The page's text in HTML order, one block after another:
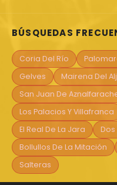
BÚSQUEDAS
Coria Del Río
Gelves
Mairena Del
San Juan De
Los Palacios Y Villafranca
El Real De La Jara
Bollullos De La Mitación
Salteras